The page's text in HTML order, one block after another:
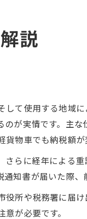
に知る方法
市の方法を活用
のチェックポイント
用される？
まるタイミング解説
るポイントを確認
される条件とは
説
て使用する地域
が実情です。主
物車でも納税額が
らに経年による
知書が届いた際、
所や税務署に届
が必要です。